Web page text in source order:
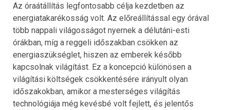
Az óraátállítás legfontosabb célja kezdetben az
energiatakarékosság volt. Az előreállítással egy órával
több nappali világosságot nyernek a délutáni-esti
órákban, míg a reggeli időszakban csökken az
energiaszükséglet, hiszen az emberek később
kapcsolnak világítást. Ez a koncepció különösen a
világítási költségek csökkentésére irányult olyan
időszakokban, amikor a mesterséges világítás
technológiája még kevésbé volt fejlett, és jelentős